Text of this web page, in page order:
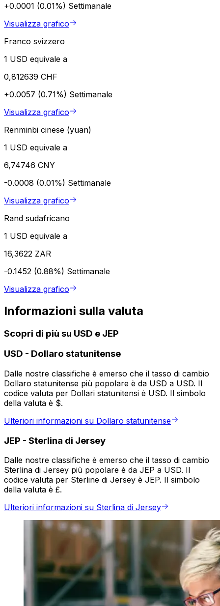
+0.0001 (0.01%) Settimanale
Visualizza grafico
Franco svizzero
1 USD equivale a
0,812639 CHF
+0.0057 (0.71%) Settimanale
Visualizza grafico
Renminbi cinese (yuan)
1 USD equivale a
6,74746 CNY
-0.0008 (0.01%) Settimanale
Visualizza grafico
Rand sudafricano
1 USD equivale a
16,3622 ZAR
-0.1452 (0.88%) Settimanale
Visualizza grafico
Informazioni sulla valuta
Scopri di più su USD e JEP
USD - Dollaro statunitense
Dalle nostre classifiche è emerso che il tasso di cambio
Dollaro statunitense più popolare è da USD a USD. Il
codice valuta per Dollari statunitensi è USD. Il simbolo
della valuta è $.
Ulteriori informazioni su Dollaro statunitense
JEP - Sterlina di Jersey
Dalle nostre classifiche è emerso che il tasso di cambio
Sterlina di Jersey più popolare è da JEP a USD. Il
codice valuta per Sterline di Jersey è JEP. Il simbolo
della valuta è £.
Ulteriori informazioni su Sterlina di Jersey